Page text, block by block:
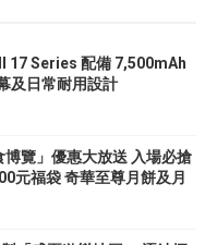
17 Series 配備 7,500mAh
及日常耐用設計
覽」優惠大放送 入場必搶
元福袋 奇華至尊月餅及月